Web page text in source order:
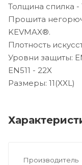
Толщина спилка -
Прошита
KEVMAX®.
Плотность
Уровни защиты:
EN511 - 22X
Размеры: 11(XXL)
Производитель